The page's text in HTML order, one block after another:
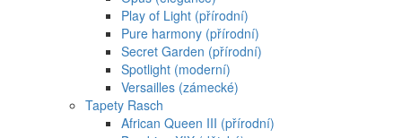
Play of Light (přírodní)
Pure harmony (přírodní)
Secret Garden (přírodní)
Spotlight (moderní)
Versailles (zámecké)
Tapety Rasch
African Queen III (přírodní)